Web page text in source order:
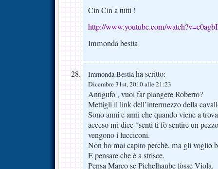
Cin Cin a tutti !
http://www.youtube.com/
Immonda bestia
Immonda Bestiaha scritto:
Dicembre 31st, 2010 alle 21:23
Antigufo , vuoi far piangere Roberto?
Mettigli il link dell’intermezzo della
Sono anni e anni che quando viene a
acceso mi dice “senti ti fò sentire un
vengono i lucciconi.
Non ho mai capito perchè, ma gli voglio
E pensare che è a strisce.
Pensa Marco se Pichelhaube fosse Viola.